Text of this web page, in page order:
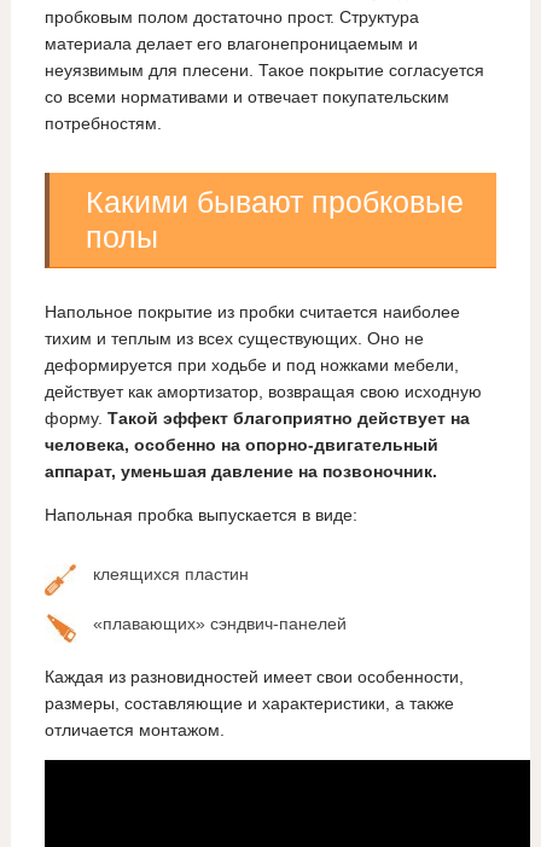
пробковым полом достаточно прост. Структура
материала делает его влагонепроницаемым и
неуязвимым для плесени. Такое покрытие согласуется
со всеми нормативами и отвечает покупательским
потребностям.
Какими бывают пробковые
полы
Напольное покрытие из пробки считается наиболее
тихим и теплым из всех существующих. Оно не
деформируется при ходьбе и под ножками мебели,
действует как амортизатор, возвращая свою исходную
форму. Такой эффект благоприятно действует на
человека, особенно на опорно-двигательный
аппарат, уменьшая давление на позвоночник.
Напольная пробка выпускается в виде:
клеящихся пластин
«плавающих» сэндвич-панелей
Каждая из разновидностей имеет свои особенности,
размеры, составляющие и характеристики, а также
отличается монтажом.